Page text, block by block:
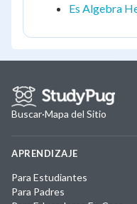
Es Algebra
Buscar·Mapa del Sitio
APRENDIZAJE
Para Estudiantes
Para Padres